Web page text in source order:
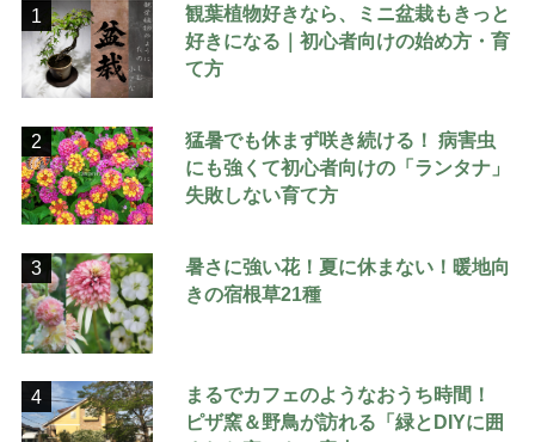
1
観葉植物好きなら、ミニ盆栽もきっと
好きになる｜初心者向けの始め方・育
て方
2
猛暑でも休まず咲き続ける！ 病害虫
にも強くて初心者向けの「ランタナ」
失敗しない育て方
3
暑さに強い花！夏に休まない！暖地向
きの宿根草21種
4
まるでカフェのようなおうち時間！
ピザ窯＆野鳥が訪れる「緑とDIYに囲